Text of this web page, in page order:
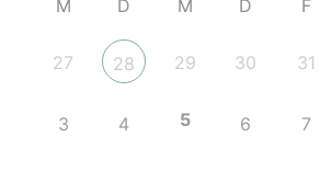
M D M D F
27 28 29 30 31
3 4 5 6 7